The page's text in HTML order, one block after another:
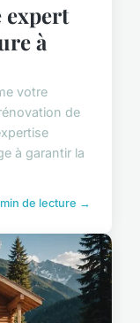
expert
à
votre
de
à garantir la
de lecture →